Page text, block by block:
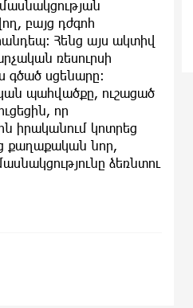
բայց դժգոհ
Հենց այս ակտիվ
ռեսուրսի
գծած սցենարը։
պահվածքը, ուշացած
որ
իրականում կոտրեց
քաղաքական նոր,
ձեռնտու